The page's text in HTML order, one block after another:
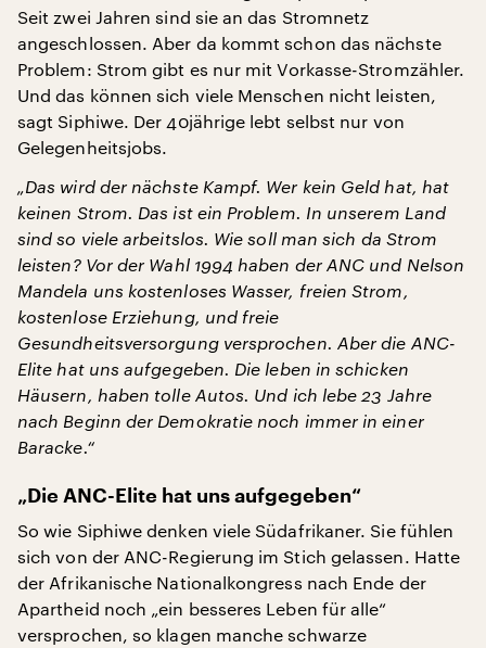
Seit zwei Jahren sind sie an das Stromnetz
angeschlossen. Aber da kommt schon das nächste
Problem: Strom gibt es nur mit Vorkasse-Stromzähler.
Und das können sich viele Menschen nicht leisten,
sagt Siphiwe. Der 40jährige lebt selbst nur von
Gelegenheitsjobs.
„Das wird der nächste Kampf. Wer kein Geld hat, hat
keinen Strom. Das ist ein Problem. In unserem Land
sind so viele arbeitslos. Wie soll man sich da Strom
leisten? Vor der Wahl 1994 haben der ANC und Nelson
Mandela uns kostenloses Wasser, freien Strom,
kostenlose Erziehung, und freie
Gesundheitsversorgung versprochen. Aber die ANC-
Elite hat uns aufgegeben. Die leben in schicken
Häusern, haben tolle Autos. Und ich lebe 23 Jahre
nach Beginn der Demokratie noch immer in einer
Baracke.“
„Die ANC-Elite hat uns aufgegeben“
So wie Siphiwe denken viele Südafrikaner. Sie fühlen
sich von der ANC-Regierung im Stich gelassen. Hatte
der Afrikanische Nationalkongress nach Ende der
Apartheid noch „ein besseres Leben für alle“
versprochen, so klagen manche schwarze